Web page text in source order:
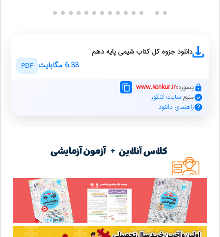
دانلود جزوه کل کتاب شیمی پایه دهم
6.33 مگابایت PDF
منبع:سایت کنکور
پسورد:www.konkur.in
راهنمای دانلود